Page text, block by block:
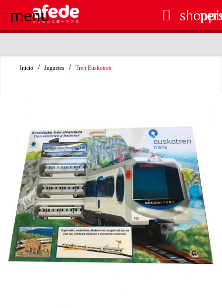
menu 
Inicio Juguetes Tren Euskotren